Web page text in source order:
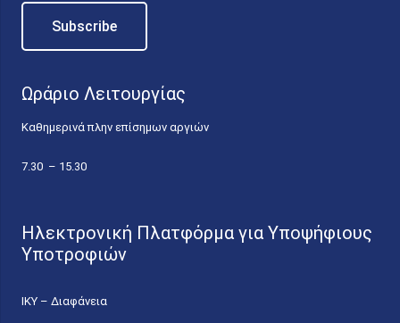
Ωράριο Λειτουργίας
Καθημερινά πλην επίσημων αργιών
7.30 – 15.30
Ηλεκτρονική Πλατφόρμα για Υποψήφιους
Υποτροφιών
ΙΚΥ – Διαφάνεια